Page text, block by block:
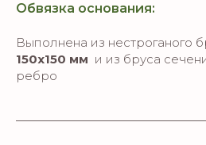
Обвязка основания:
Выполнена из нестроганого
150х150 мм и из бруса
ребро